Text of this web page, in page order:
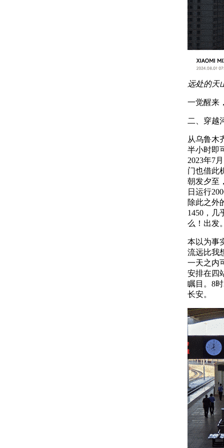
远处的天
一觉醒来
二、穿越
从乌鲁木
半小时即
2023年7
门也借此
朝发夕至
日运行
除此之外
1450，几
么！出发
本以为事
流远比我
一天之内
安排在四
瞩目。8
长安。